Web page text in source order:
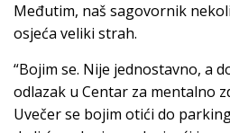
Međutim, naš sagovornik
osjeća veliki strah.
“Bojim se. Nije jednostavno, a
odlazak u Centar za mentalno
Uvečer se bojim otići do